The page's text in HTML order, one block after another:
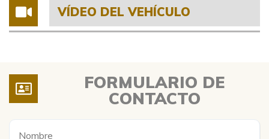
VÍDEO DEL VEHÍCULO
FORMULARIO DE
CONTACTO